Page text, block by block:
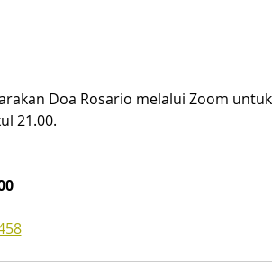
Doa Rosario melalui Zoom
21.00.